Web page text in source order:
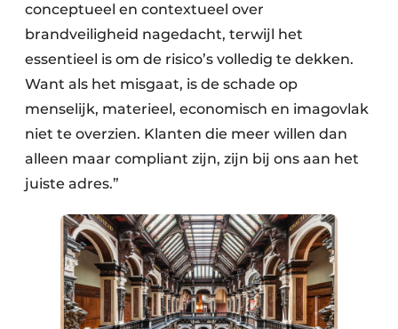
conceptueel en contextueel over
brandveiligheid nagedacht, terwijl het
essentieel is om de risico’s volledig te dekken.
Want als het misgaat, is de schade op
menselijk, materieel, economisch en imagovlak
niet te overzien. Klanten die meer willen dan
alleen maar compliant zijn, zijn bij ons aan het
juiste adres.”